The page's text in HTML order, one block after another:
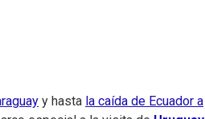
y hasta la caída de Ecuador a